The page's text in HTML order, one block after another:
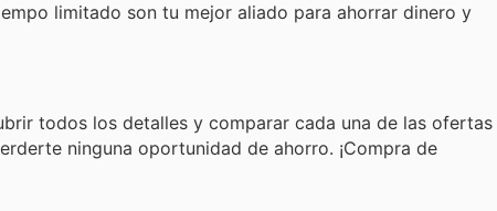
limitado son tu mejor aliado para ahorrar dinero y
todos los detalles y comparar cada una de las ofertas
ninguna oportunidad de ahorro. ¡Compra de